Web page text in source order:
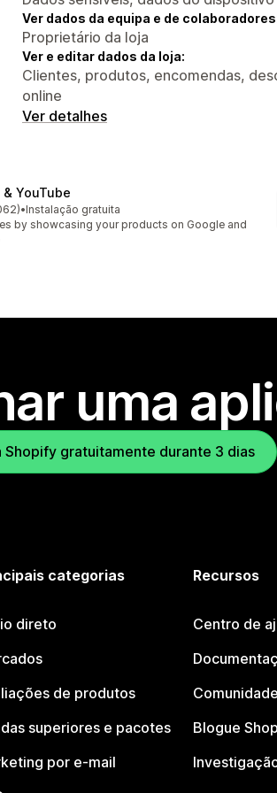
Ver dados da equipa e de
Proprietário da loja
Ver e editar dados da loja:
Clientes, produtos, encomendas,
online
Ver detalhes
YouTube
de avaliações
•Instalação gratuita
by showcasing your products on Google and
uma
Shopify gratuitamente durante 3 dias
categorias
direto
de produtos
superiores e pacotes
por e-mail
Recursos
Centro de
Blogue